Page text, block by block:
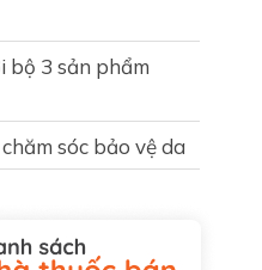
bộ 3 sản phẩm
sóc bảo vệ da